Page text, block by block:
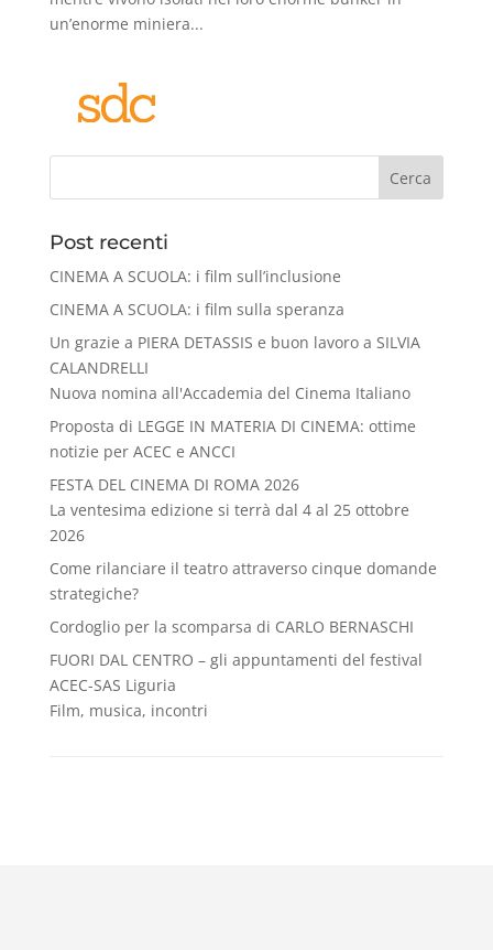
un’enorme miniera...
Cerca
Post recenti
CINEMA A SCUOLA: i film sull’inclusione
CINEMA A SCUOLA: i film sulla speranza
Un grazie a PIERA DETASSIS e buon lavoro a SILVIA
CALANDRELLI
Nuova nomina all'Accademia del Cinema Italiano
Proposta di LEGGE IN MATERIA DI CINEMA: ottime
notizie per ACEC e ANCCI
FESTA DEL CINEMA DI ROMA 2026
La ventesima edizione si terrà dal 4 al 25 ottobre
2026
Come rilanciare il teatro attraverso cinque domande
strategiche?
Cordoglio per la scomparsa di CARLO BERNASCHI
FUORI DAL CENTRO – gli appuntamenti del festival
ACEC-SAS Liguria
Film, musica, incontri